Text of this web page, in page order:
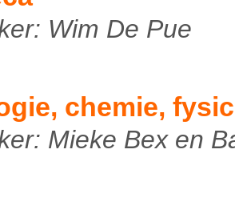
Wim De Pue
chemie,
Mieke Bex en